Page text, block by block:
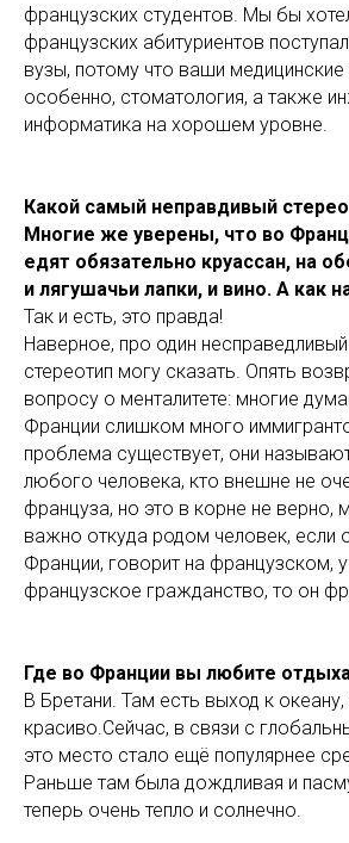
французских студентов. Мы бы
французских абитуриентов
вузы, потому что ваши медицинские
особенно, стоматология, а также
информатика на хорошем уровне.
Какой самый неправдивый
Многие же уверены, что во
едят обязательно круассан, на
и лягушачьи лапки, и вино. А как
Так и есть, это правда!
Наверное, про один
стереотип могу сказать. Опять
вопросу о менталитете: многие
Франции слишком много
проблема существует, они
любого человека, кто внешне не
француза, но это в корне не верно,
важно откуда родом человек, если
Франции, говорит на французском,
французское гражданство, то он
Где во Франции вы любите
В Бретани. Там есть выход к
красиво.Сейчас, в связи с
это место стало ещё популярнее
Раньше там была дождливая и
теперь очень тепло и солнечно.